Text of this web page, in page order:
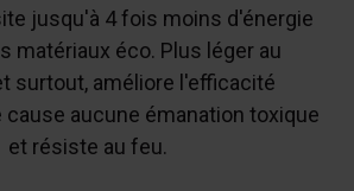
jusqu'à 4 fois moins d'énergie
matériaux éco. Plus léger au
surtout, améliore l'efficacité
cause aucune émanation toxique
et résiste au feu.